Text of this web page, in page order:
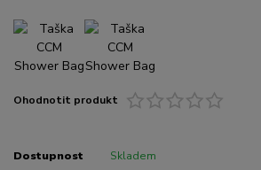
Ohodnotit produkt
Dostupnost Skladem